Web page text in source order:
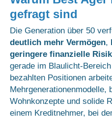
gefragt sind
Die Generation über 50
deutlich mehr Vermögen,
geringere finanzielle
gerade im Blaulicht-
bezahlten Positionen
Mehrgenerationenmodelle,
Wohnkonzepte und solide
einem Kreditnehmer, bei